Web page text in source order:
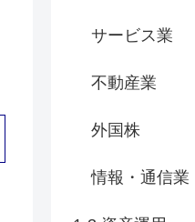
サービス業
不動産業
外国株
情報・通信業